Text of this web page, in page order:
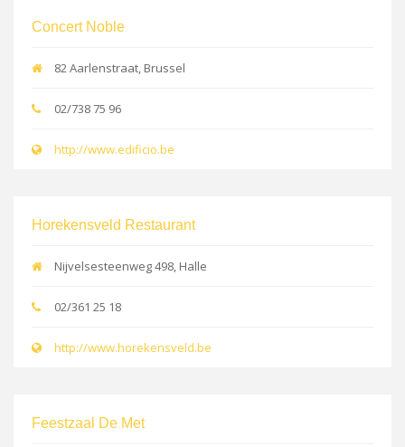
Concert Noble
82 Aarlenstraat, Brussel
02/738 75 96
http://www.edificio.be
Horekensveld Restaurant
Nijvelsesteenweg 498, Halle
02/361 25 18
http://www.horekensveld.be
Feestzaal De Met